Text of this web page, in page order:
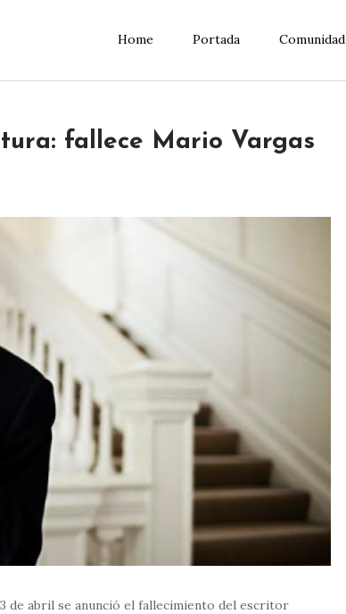
Home Portada Comunidad
fallece Mario Vargas
de abril se anunció el fallecimiento del escritor